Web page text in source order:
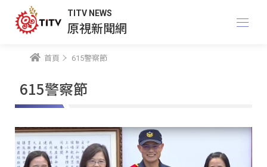
TITV NEWS
原視新聞網
首頁 615警察節
615警察節